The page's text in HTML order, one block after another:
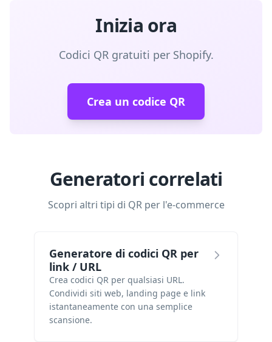
Inizia ora
Codici QR gratuiti per Shopify.
Crea un codice QR
Generatori correlati
Scopri altri tipi di QR per l'e-commerce
Generatore di codici QR per
link / URL
Crea codici QR per qualsiasi URL.
Condividi siti web, landing page e link
istantaneamente con una semplice
scansione.